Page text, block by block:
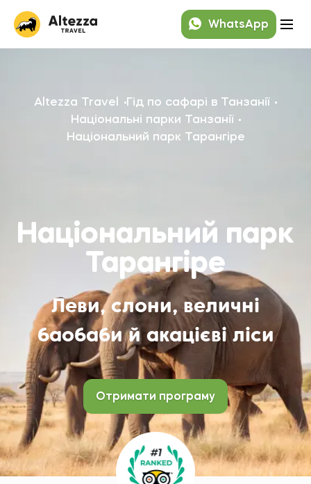
WhatsApp
Altezza Travel
Гід по сафарі в Танзанії
Національні парки Танзанії
Національний парк Тарангіре
Національний парк
Тарангіре
Леви, слони, величні
баобаби й акацієві ліси
Отримати програму